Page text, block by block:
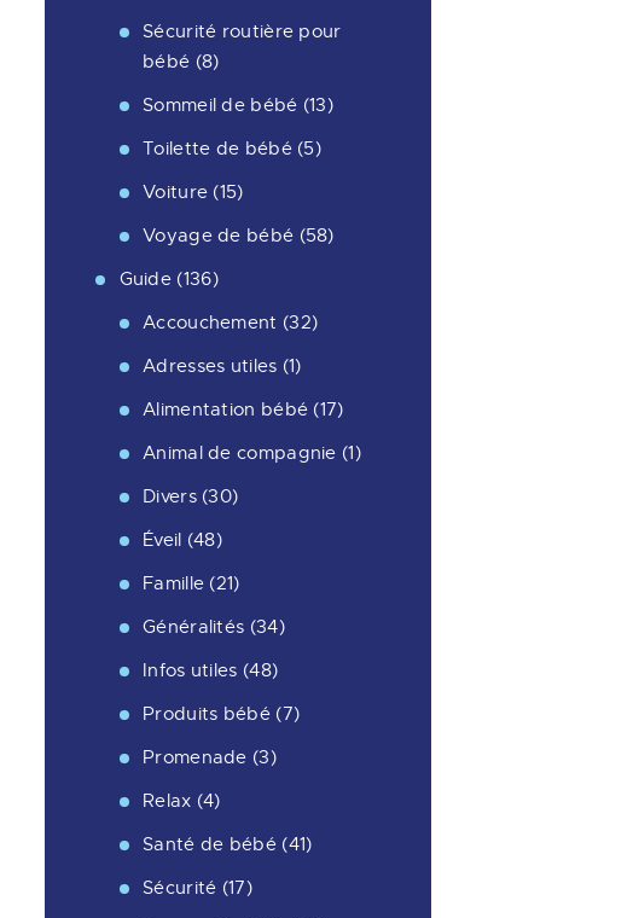
Sécurité routière pour
bébé (8)
Sommeil de bébé (13)
Toilette de bébé(5)
Voiture (15)
Voyage de bébé (58)
Guide (136)
Accouchement (32)
Adresses utiles (1)
Alimentation bébé (17)
Animal de compagnie (1)
Divers(30)
Éveil (48)
Famille (21)
Généralités (34)
Infos utiles (48)
Produits bébé(7)
Promenade (3)
Relax (4)
Santé de bébé(41)
Sécurité (17)